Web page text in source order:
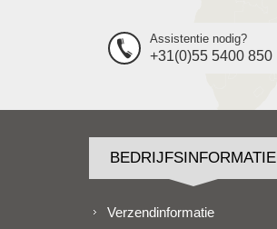
Assistentie nodig?
+31(0)55 5400 850
BEDRIJFSINFORMATIE
Verzendinformatie